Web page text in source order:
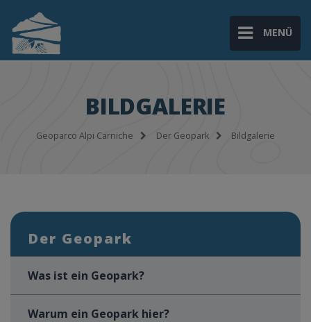
MENÜ
BILDGALERIE
Geoparco Alpi Carniche Der Geopark Bildgalerie
Der Geopark
Was ist ein Geopark?
Warum ein Geopark hier?